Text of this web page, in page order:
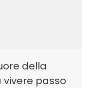
della
passo